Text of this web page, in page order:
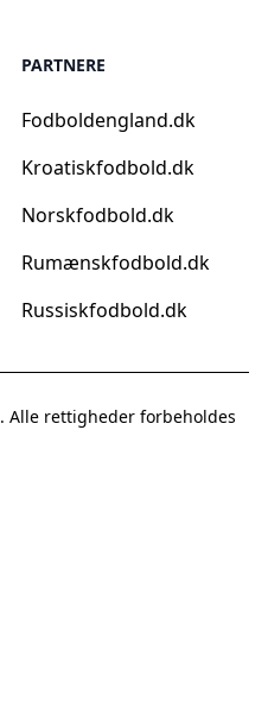
PARTNERE
Fodboldengland.dk
Kroatiskfodbold.dk
Norskfodbold.dk
Rumænskfodbold.dk
Russiskfodbold.dk
. Alle rettigheder forbeholdes